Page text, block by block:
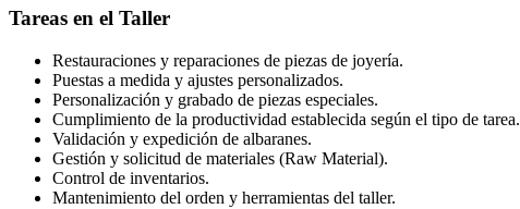
Tareas en el Taller
Restauraciones y reparaciones de piezas de joyería.
Puestas a medida y ajustes personalizados.
Personalización y grabado de piezas especiales.
Cumplimiento de la productividad establecida según el tipo de tarea.
Validación y expedición de albaranes.
Gestión y solicitud de materiales (Raw Material).
Control de inventarios.
Mantenimiento del orden y herramientas del taller.